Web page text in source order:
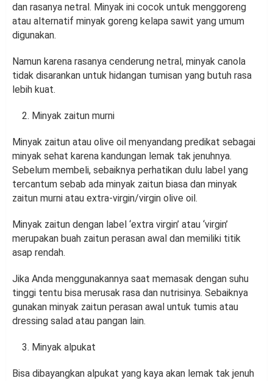
dan rasanya netral. Minyak ini cocok untuk menggoreng
atau alternatif minyak goreng kelapa sawit yang umum
digunakan.
Namun karena rasanya cenderung netral, minyak canola
tidak disarankan untuk hidangan tumisan yang butuh rasa
lebih kuat.
Minyak zaitun murni
Minyak zaitun atau olive oil menyandang predikat sebagai
minyak sehat karena kandungan lemak tak jenuhnya.
Sebelum membeli, sebaiknya perhatikan dulu label yang
tercantum sebab ada minyak zaitun biasa dan minyak
zaitun murni atau extra-virgin/virgin olive oil.
Minyak zaitun dengan label ‘extra virgin’ atau ‘virgin’
merupakan buah zaitun perasan awal dan memiliki titik
asap rendah.
Jika Anda menggunakannya saat memasak dengan suhu
tinggi tentu bisa merusak rasa dan nutrisinya. Sebaiknya
gunakan minyak zaitun perasan awal untuk tumis atau
dressing salad atau pangan lain.
Minyak alpukat
Bisa dibayangkan alpukat yang kaya akan lemak tak jenuh